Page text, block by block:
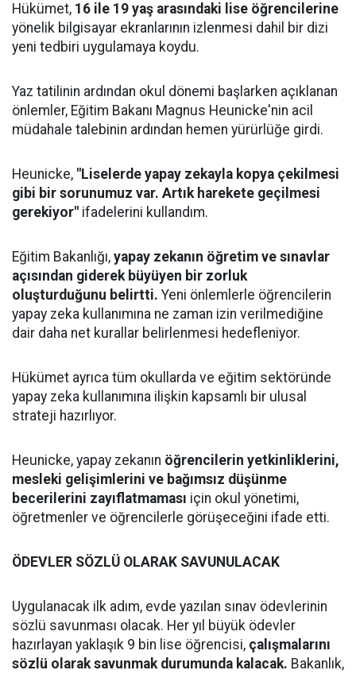
Hükümet, 16 ile 19 yaş arasındaki lise öğrencilerine
yönelik bilgisayar ekranlarının izlenmesi dahil bir dizi
yeni tedbiri uygulamaya koydu.
Yaz tatilinin ardından okul dönemi başlarken açıklanan
önlemler, Eğitim Bakanı Magnus Heunicke'nin acil
müdahale talebinin ardından hemen yürürlüğe girdi.
Heunicke, "Liselerde yapay zekayla kopya çekilmesi
gibi bir sorunumuz var. Artık harekete geçilmesi
gerekiyor" ifadelerini kullandım.
Eğitim Bakanlığı, yapay zekanın öğretim ve sınavlar
açısından giderek büyüyen bir zorluk
oluşturduğunu belirtti. Yeni önlemlerle öğrencilerin
yapay zeka kullanımına ne zaman izin verilmediğine
dair daha net kurallar belirlenmesi hedefleniyor.
Hükümet ayrıca tüm okullarda ve eğitim sektöründe
yapay zeka kullanımına ilişkin kapsamlı bir ulusal
strateji hazırlıyor.
Heunicke, yapay zekanın öğrencilerin yetkinliklerini,
mesleki gelişimlerini ve bağımsız düşünme
becerilerini zayıflatmaması için okul yönetimi,
öğretmenler ve öğrencilerle görüşeceğini ifade etti.
ÖDEVLER SÖZLÜ OLARAK SAVUNULACAK
Uygulanacak ilk adım, evde yazılan sınav ödevlerinin
sözlü savunması olacak. Her yıl büyük ödevler
hazırlayan yaklaşık 9 bin lise öğrencisi, çalışmalarını
sözlü olarak savunmak durumunda kalacak. Bakanlık,